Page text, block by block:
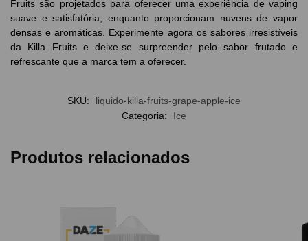
Fruits são projetados para oferecer uma experiência de vaping
suave e satisfatória, enquanto proporcionam nuvens de vapor
densas e aromáticas. Experimente agora os sabores irresistíveis
da Killa Fruits e deixe-se surpreender pelo sabor frutado e
refrescante que a marca tem a oferecer.
SKU:
liquido-killa-fruits-grape-apple-ice
Categoria:
Ice
Produtos relacionados